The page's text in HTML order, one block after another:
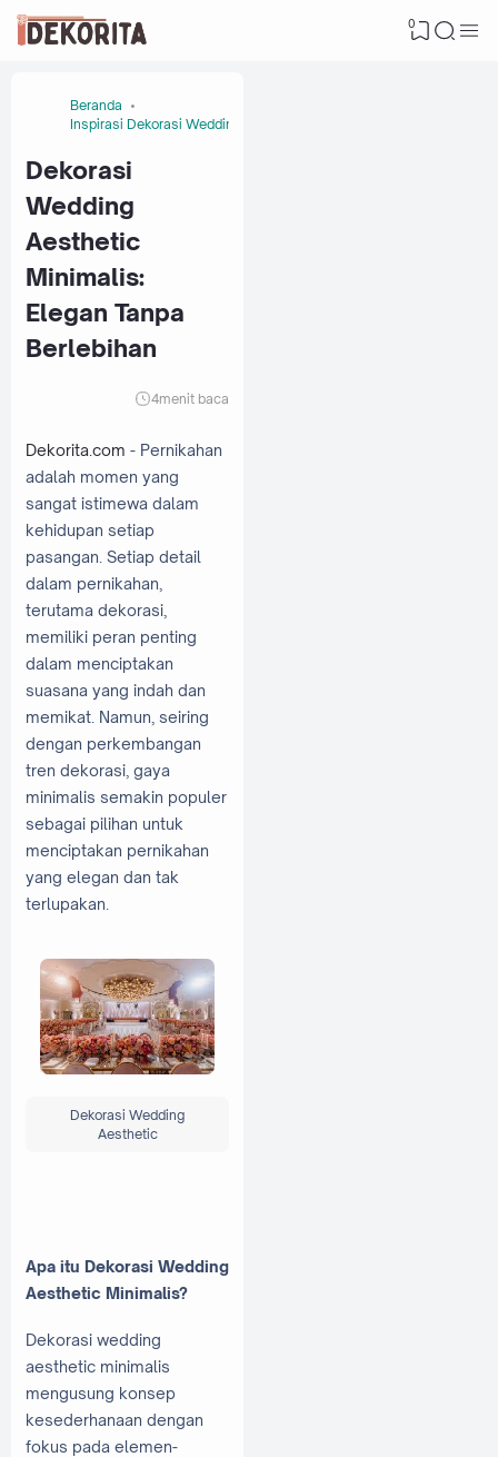
0
Beranda
Inspirasi Dekorasi Wedding
Dekorasi
Wedding
Aesthetic
Minimalis:
Elegan Tanpa
Berlebihan
4menit baca
Dekorita.com - Pernikahan
adalah momen yang
sangat istimewa dalam
kehidupan setiap
pasangan. Setiap detail
dalam pernikahan,
terutama dekorasi,
memiliki peran penting
dalam menciptakan
suasana yang indah dan
memikat. Namun, seiring
dengan perkembangan
tren dekorasi, gaya
minimalis semakin populer
sebagai pilihan untuk
menciptakan pernikahan
yang elegan dan tak
terlupakan.
Dekorasi Wedding
Aesthetic
Apa itu Dekorasi Wedding
Aesthetic Minimalis?
Dekorasi wedding
aesthetic minimalis
mengusung konsep
kesederhanaan dengan
fokus pada elemen-